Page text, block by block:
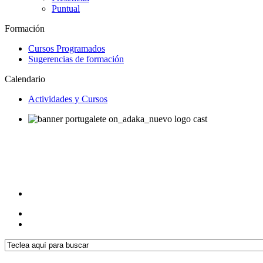
Puntual
Formación
Cursos Programados
Sugerencias de formación
Calendario
Actividades y Cursos